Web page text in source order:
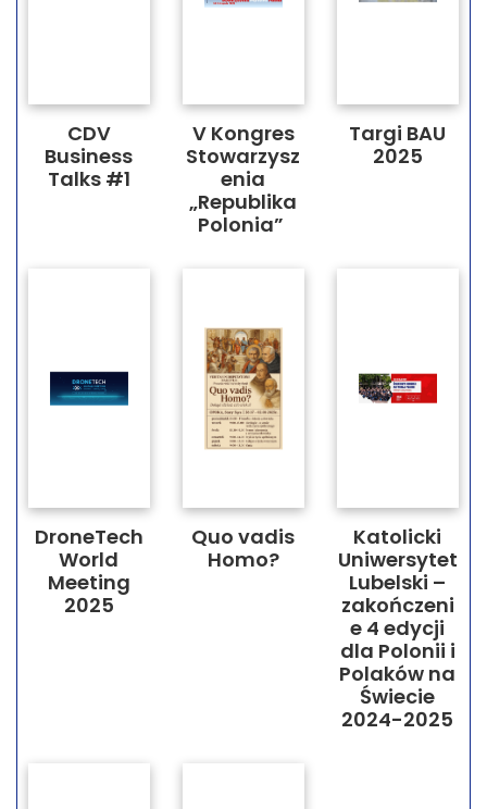
CDV
Business
Talks #1
V Kongres
Stowarzysz
enia
„Republika
Polonia”
Targi BAU
2025
DroneTech
World
Meeting
2025
Quo vadis
Homo?
Katolicki
Uniwersytet
Lubelski –
zakończeni
e 4 edycji
dla Polonii i
Polaków na
Świecie
2024-2025​